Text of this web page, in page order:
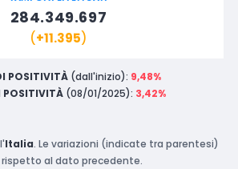
284.349.697
(+11.395)
POSITIVITÀ (dall'inizio): 9,48%
POSITIVITÀ (08/01/2025): 3,42%
Italia. Le variazioni (indicate tra parentesi)
al dato precedente.